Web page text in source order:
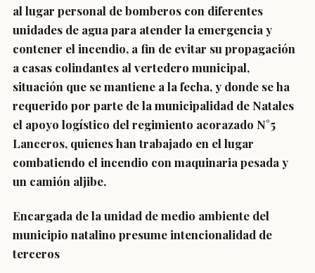
al lugar personal de bomberos con diferentes
unidades de agua para atender la emergencia y
contener el incendio, a fin de evitar su propagación
a casas colindantes al vertedero municipal,
situación que se mantiene a la fecha, y donde se ha
requerido por parte de la municipalidad de Natales
el apoyo logístico del regimiento acorazado N°5
Lanceros, quienes han trabajado en el lugar
combatiendo el incendio con maquinaria pesada y
un camión aljibe.
Encargada de la unidad de medio ambiente del
municipio natalino presume intencionalidad de
terceros